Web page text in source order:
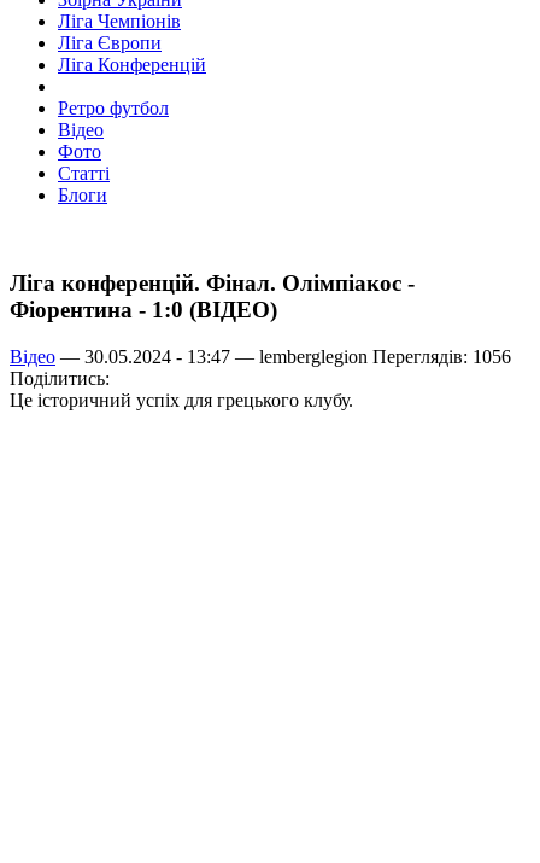
Ліга Чемпіонів
Ліга Європи
Ліга Конференцій
Ретро футбол
Відео
Фото
Статті
Блоги
Ліга конференцій. Фінал. Олімпіакос -
Фіорентина - 1:0 (ВІДЕО)
Відео — 30.05.2024 - 13:47 — lemberglegion Переглядів: 1056
Поділитись:
Це історичний успіх для грецького клубу.